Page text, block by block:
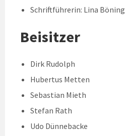
Schriftführerin: Lina Böning
Beisitzer
Dirk Rudolph
Hubertus Metten
Sebastian Mieth
Stefan Rath
Udo Dünnebacke